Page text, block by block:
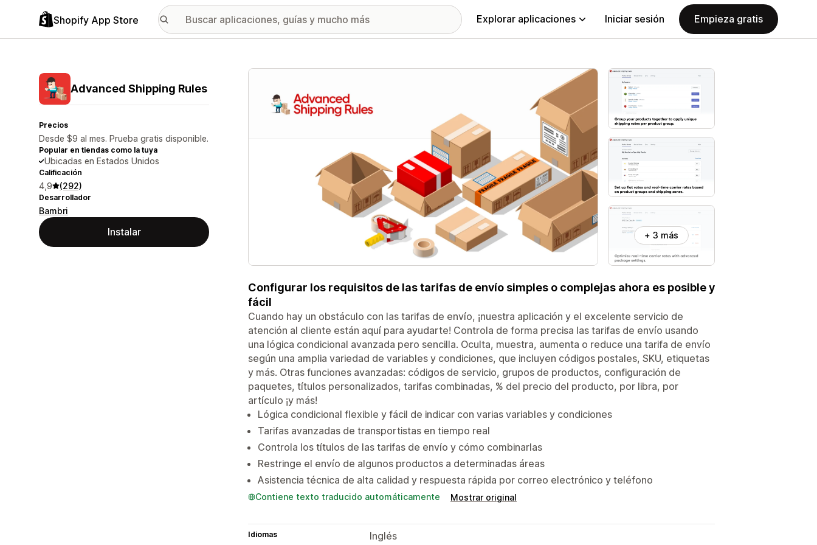
Shopify App Store Explorar aplicaciones Iniciar sesión Empieza gratis
Advanced Shipping Rules
Precios
Desde $9 al mes. Prueba gratis disponible.
Popular en tiendas como la tuya
Ubicadas en Estados Unidos
Calificación
4,9 (292)
Desarrollador
Bambri
Instalar
Galería de imágenes destacadas
+ 3 más
Configurar los requisitos de las tarifas de envío simples o complejas ahora es posible y
fácil
Cuando hay un obstáculo con las tarifas de envío, ¡nuestra aplicación y el excelente servicio de
atención al cliente están aquí para ayudarte! Controla de forma precisa las tarifas de envío usando
una lógica condicional avanzada pero sencilla. Oculta, muestra, aumenta o reduce una tarifa de envío
según una amplia variedad de variables y condiciones, que incluyen códigos postales, SKU, etiquetas
y más. Otras funciones avanzadas: códigos de servicio, grupos de productos, configuración de
paquetes, títulos personalizados, tarifas combinadas, % del precio del producto, por libra, por
artículo ¡y más!
Lógica condicional flexible y fácil de indicar con varias variables y condiciones
Tarifas avanzadas de transportistas en tiempo real
Controla los títulos de las tarifas de envío y cómo combinarlas
Restringe el envío de algunos productos a determinadas áreas
Asistencia técnica de alta calidad y respuesta rápida por correo electrónico y teléfono
Contiene texto traducido automáticamente Mostrar original
Idiomas
Inglés